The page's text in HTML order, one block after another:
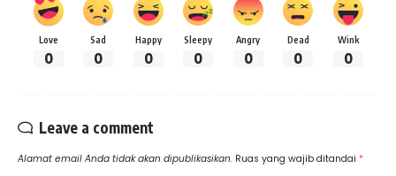
Love
0
Sad
0
Happy
0
Sleepy
0
Angry
0
Dead
0
Wink
0
Leave a comment
Alamat email Anda tidak akan dipublikasikan. Ruas yang wajib ditandai *